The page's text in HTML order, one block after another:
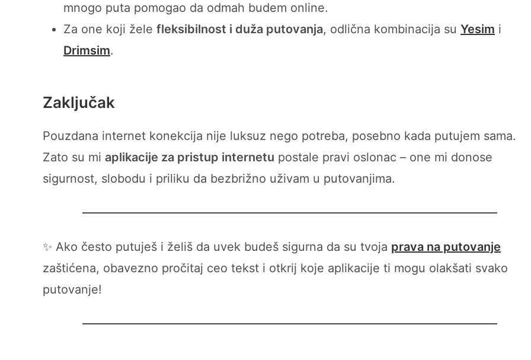
mnogo puta pomogao da odmah budem online.
Za one koji žele fleksibilnost i duža putovanja, odlična kombinacija su Yesim i
Drimsim.
Zaključak
Pouzdana internet konekcija nije luksuz nego potreba, posebno kada putujem sama.
Zato su mi aplikacije za pristup internetu postale pravi oslonac – one mi donose
sigurnost, slobodu i priliku da bezbrižno uživam u putovanjima.
✨ Ako često putuješ i želiš da uvek budeš sigurna da su tvoja prava na putovanje
zaštićena, obavezno pročitaj ceo tekst i otkrij koje aplikacije ti mogu olakšati svako
putovanje!